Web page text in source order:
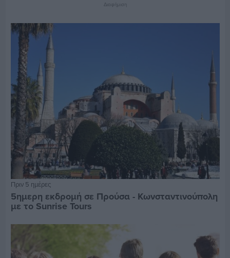
Διαφήμιση
Πριν 5 ημέρες
5ημερη εκδρομή σε Προύσα - Κωνσταντινούπολη
με το Sunrise Tours